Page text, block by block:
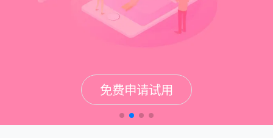
免费申请试用
免费申请试用
免费申请试用
免费申请试用